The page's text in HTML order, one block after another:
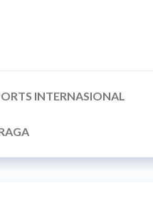
INTERNASIONAL